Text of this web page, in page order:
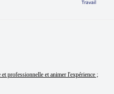
professionnelle et animer l'expérience ;